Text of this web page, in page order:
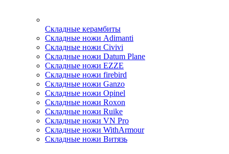
Складные керамбиты
Складные ножи Adimanti
Складные ножи Civivi
Складные ножи Datum Plane
Складные ножи EZZE
Складные ножи firebird
Складные ножи Ganzo
Складные ножи Opinel
Складные ножи Roxon
Складные ножи Ruike
Складные ножи VN Pro
Складные ножи WithArmour
Складные ножи Витязь